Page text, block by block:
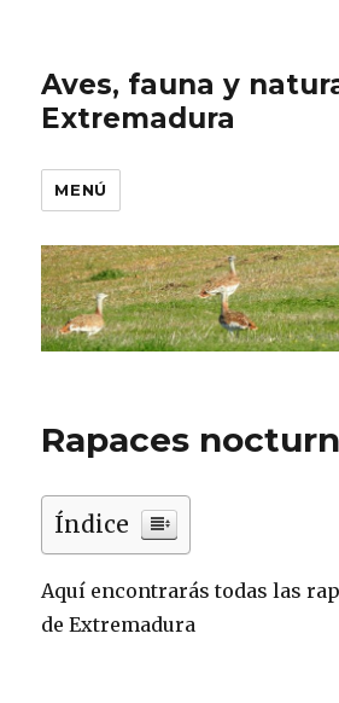
Aves, fauna y
Extremadura
MENÚ
Rapaces
Índice
Aquí encontrarás todas las
de Extremadura